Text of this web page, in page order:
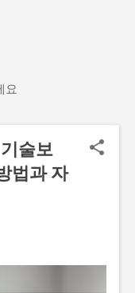
요
술보
법과 자